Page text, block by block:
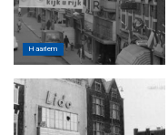
Haarlem